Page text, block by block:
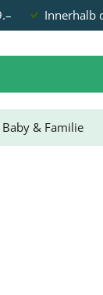
Innerhalb
Baby & Familie